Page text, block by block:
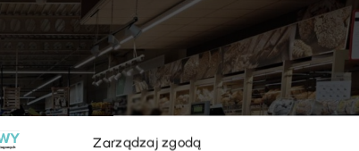
Zarządzaj zgodą